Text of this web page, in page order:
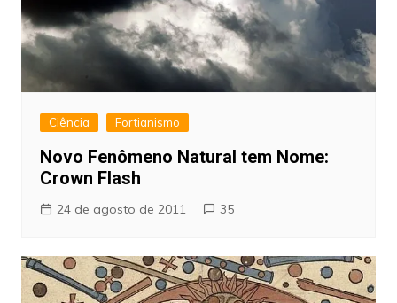
Ciência Fortianismo
Novo Fenômeno Natural tem Nome:
Crown Flash
24 de agosto de 2011 35